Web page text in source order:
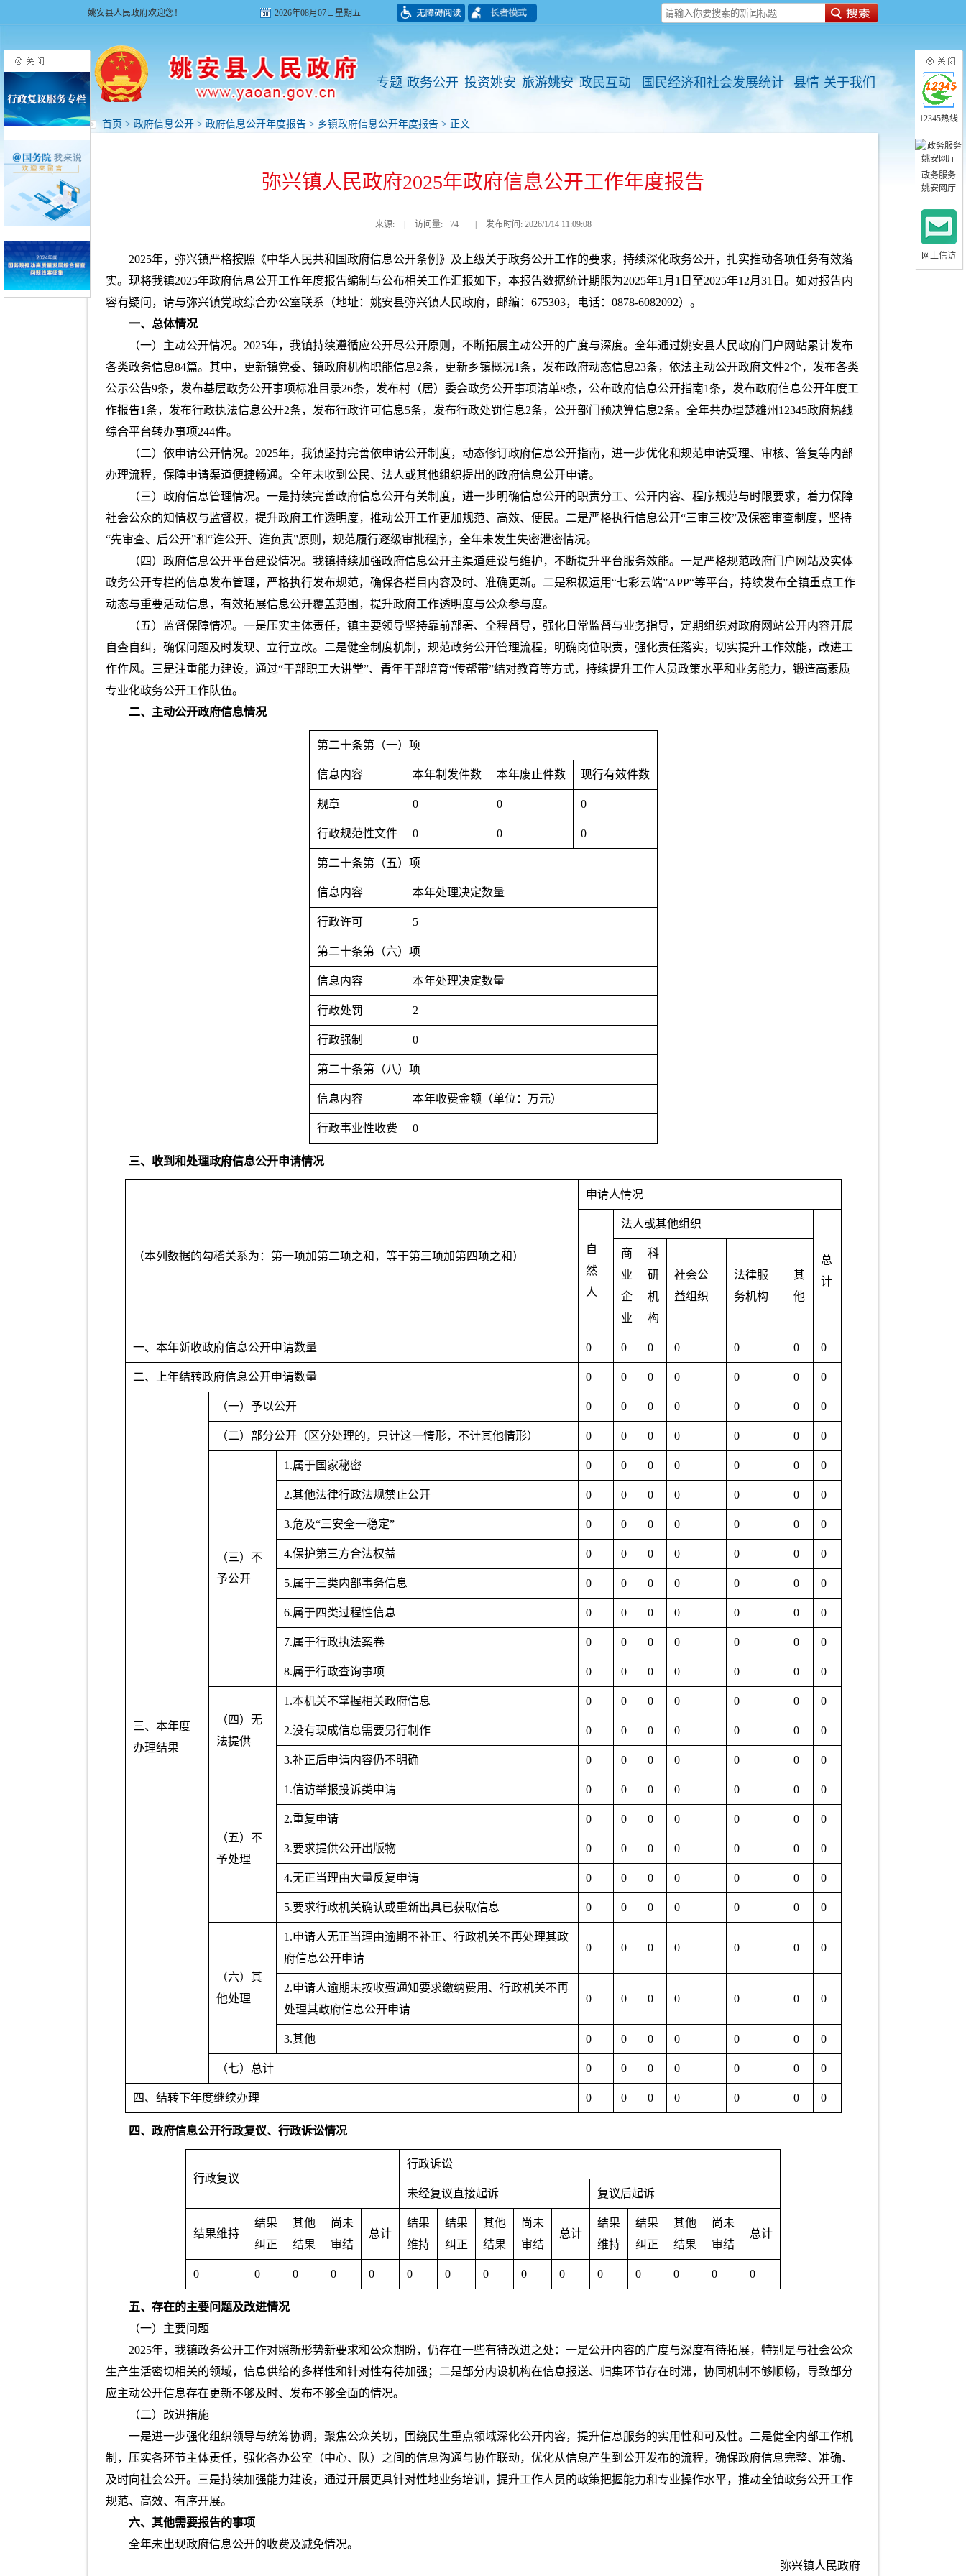
姚安县人民政府欢迎您！ 2026年08月07日星期五
专题 政务公开 投资姚安 旅游姚安 政民互动 国民经济和社会发展统计 县情 关于我们
首页 > 政府信息公开 > 政府信息公开年度报告 > 乡镇政府信息公开年度报告 > 正文
弥兴镇人民政府2025年政府信息公开工作年度报告
来源: 访问量: 74 发布时间: 2026/1/14 11:09:08
2025年，弥兴镇严格按照《中华人民共和国政府信息公开条例》及上级关于政务公开工作的要求，持续深化政务公开，扎实推动各项任务有效落
实。现将我镇2025年政府信息公开工作年度报告编制与公布相关工作汇报如下，本报告数据统计期限为2025年1月1日至2025年12月31日。如对报告内
容有疑问，请与弥兴镇党政综合办公室联系（地址：姚安县弥兴镇人民政府，邮编：675303，电话：0878-6082092）。
一、总体情况
（一）主动公开情况。2025年，我镇持续遵循应公开尽公开原则，不断拓展主动公开的广度与深度。全年通过姚安县人民政府门户网站累计发布
各类政务信息84篇。其中，更新镇党委、镇政府机构职能信息2条，更新乡镇概况1条，发布政府动态信息23条，依法主动公开政府文件2个，发布各类
公示公告9条，发布基层政务公开事项标准目录26条，发布村（居）委会政务公开事项清单8条，公布政府信息公开指南1条，发布政府信息公开年度工
作报告1条，发布行政执法信息公开2条，发布行政许可信息5条，发布行政处罚信息2条，公开部门预决算信息2条。全年共办理楚雄州12345政府热线
综合平台转办事项244件。
（二）依申请公开情况。2025年，我镇坚持完善依申请公开制度，动态修订政府信息公开指南，进一步优化和规范申请受理、审核、答复等内部
办理流程，保障申请渠道便捷畅通。全年未收到公民、法人或其他组织提出的政府信息公开申请。
（三）政府信息管理情况。一是持续完善政府信息公开有关制度，进一步明确信息公开的职责分工、公开内容、程序规范与时限要求，着力保障
社会公众的知情权与监督权，提升政府工作透明度，推动公开工作更加规范、高效、便民。二是严格执行信息公开“三审三校”及保密审查制度，坚持
“先审查、后公开”和“谁公开、谁负责”原则，规范履行逐级审批程序，全年未发生失密泄密情况。
（四）政府信息公开平台建设情况。我镇持续加强政府信息公开主渠道建设与维护，不断提升平台服务效能。一是严格规范政府门户网站及实体
政务公开专栏的信息发布管理，严格执行发布规范，确保各栏目内容及时、准确更新。二是积极运用“七彩云端”APP“等平台，持续发布全镇重点工作
动态与重要活动信息，有效拓展信息公开覆盖范围，提升政府工作透明度与公众参与度。
（五）监督保障情况。一是压实主体责任，镇主要领导坚持靠前部署、全程督导，强化日常监督与业务指导，定期组织对政府网站公开内容开展
自查自纠，确保问题及时发现、立行立改。二是健全制度机制，规范政务公开管理流程，明确岗位职责，强化责任落实，切实提升工作效能，改进工
作作风。三是注重能力建设，通过“干部职工大讲堂”、青年干部培育“传帮带”结对教育等方式，持续提升工作人员政策水平和业务能力，锻造高素质
专业化政务公开工作队伍。
二、主动公开政府信息情况
第二十条第（一）项
信息内容 本年制发件数 本年废止件数 现行有效件数
规章 0 0 0
行政规范性文件 0 0 0
第二十条第（五）项
信息内容 本年处理决定数量
行政许可 5
第二十条第（六）项
信息内容 本年处理决定数量
行政处罚 2
行政强制 0
第二十条第（八）项
信息内容 本年收费金额（单位：万元）
行政事业性收费 0
三、收到和处理政府信息公开申请情况
（本列数据的勾稽关系为：第一项加第二项之和，等于第三项加第四项之和）
申请人情况
自
然
人
法人或其他组织
总
计
商
业
企
业
科
研
机
构
社会公
益组织
法律服
务机构
其
他
一、本年新收政府信息公开申请数量 0 0 0 0 0 0 0
二、上年结转政府信息公开申请数量 0 0 0 0 0 0 0
三、本年度
办理结果
（一）予以公开 0 0 0 0 0 0 0
（二）部分公开（区分处理的，只计这一情形，不计其他情形） 0 0 0 0 0 0 0
（三）不
予公开
1.属于国家秘密 0 0 0 0 0 0 0
2.其他法律行政法规禁止公开 0 0 0 0 0 0 0
3.危及“三安全一稳定” 0 0 0 0 0 0 0
4.保护第三方合法权益 0 0 0 0 0 0 0
5.属于三类内部事务信息 0 0 0 0 0 0 0
6.属于四类过程性信息 0 0 0 0 0 0 0
7.属于行政执法案卷 0 0 0 0 0 0 0
8.属于行政查询事项 0 0 0 0 0 0 0
（四）无
法提供
1.本机关不掌握相关政府信息 0 0 0 0 0 0 0
2.没有现成信息需要另行制作 0 0 0 0 0 0 0
3.补正后申请内容仍不明确 0 0 0 0 0 0 0
（五）不
予处理
1.信访举报投诉类申请 0 0 0 0 0 0 0
2.重复申请 0 0 0 0 0 0 0
3.要求提供公开出版物 0 0 0 0 0 0 0
4.无正当理由大量反复申请 0 0 0 0 0 0 0
5.要求行政机关确认或重新出具已获取信息 0 0 0 0 0 0 0
（六）其
他处理
1.申请人无正当理由逾期不补正、行政机关不再处理其政
府信息公开申请
0 0 0 0 0 0 0
2.申请人逾期未按收费通知要求缴纳费用、行政机关不再
处理其政府信息公开申请
0 0 0 0 0 0 0
3.其他 0 0 0 0 0 0 0
（七）总计 0 0 0 0 0 0 0
四、结转下年度继续办理 0 0 0 0 0 0 0
四、政府信息公开行政复议、行政诉讼情况
行政复议
行政诉讼
未经复议直接起诉 复议后起诉
结果维持
结果
纠正
其他
结果
尚未
审结
总计
结果
维持
结果
纠正
其他
结果
尚未
审结
总计
结果
维持
结果
纠正
其他
结果
尚未
审结
总计
0 0 0 0 0 0 0 0 0 0 0 0 0 0 0
五、存在的主要问题及改进情况
（一）主要问题
2025年，我镇政务公开工作对照新形势新要求和公众期盼，仍存在一些有待改进之处：一是公开内容的广度与深度有待拓展，特别是与社会公众
生产生活密切相关的领域，信息供给的多样性和针对性有待加强；二是部分内设机构在信息报送、归集环节存在时滞，协同机制不够顺畅，导致部分
应主动公开信息存在更新不够及时、发布不够全面的情况。
（二）改进措施
一是进一步强化组织领导与统筹协调，聚焦公众关切，围绕民生重点领域深化公开内容，提升信息服务的实用性和可及性。二是健全内部工作机
制，压实各环节主体责任，强化各办公室（中心、队）之间的信息沟通与协作联动，优化从信息产生到公开发布的流程，确保政府信息完整、准确、
及时向社会公开。三是持续加强能力建设，通过开展更具针对性地业务培训，提升工作人员的政策把握能力和专业操作水平，推动全镇政务公开工作
规范、高效、有序开展。
六、其他需要报告的事项
全年未出现政府信息公开的收费及减免情况。
弥兴镇人民政府
12345热线
政务服务
姚安网厅
网上信访